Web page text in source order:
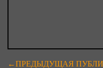
←ПРЕДЫДУЩАЯ